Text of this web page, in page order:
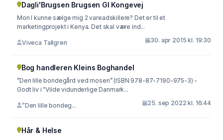
Dagli'Brugsen Brugsen Gl Kongevej
Mon I kunne sælge mig 2 vareadskillere? Det er til et
marketingprojekt i Kenya. Det skal være ind...
Viveca Tallgren 30. apr 2015 kl. 19:30
Bog handleren Kleins Boghandel
”Den lille bondegård ved mosen” (ISBN 978-87-7190-975-3) -
Godt liv i "Vilde vidunderlige Danmark...
”Den lille bondeg... 25. sep 2022 kl. 16:44
Hår & Helse